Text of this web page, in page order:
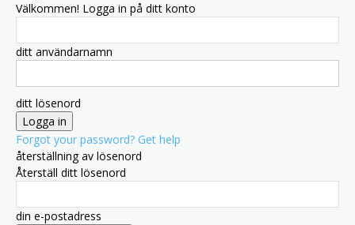
Välkommen! Logga in på ditt konto
ditt användarnamn
ditt lösenord
Forgot your password? Get help
återställning av lösenord
Återställ ditt lösenord
din e-postadress